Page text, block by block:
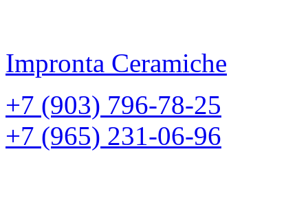
Impronta Ceramiche
+7 (903) 796-78-25
+7 (965) 231-06-96